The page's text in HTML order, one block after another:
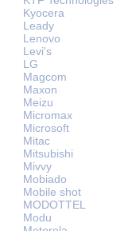
Kyocera
Leady
Lenovo
Levi's
LG
Magcom
Maxon
Meizu
Micromax
Microsoft
Mitac
Mitsubishi
Mivvy
Mobiado
Mobile shot
MODOTTEL
Modu